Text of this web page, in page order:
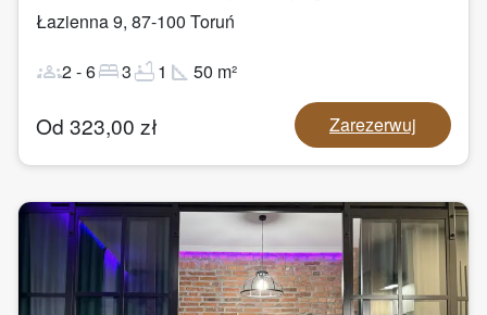
Łazienna 9, 87-100 Toruń
groups2-6bed3bathtub1 square_foot 50 m²
Od 323,00 zł Zarezerwuj